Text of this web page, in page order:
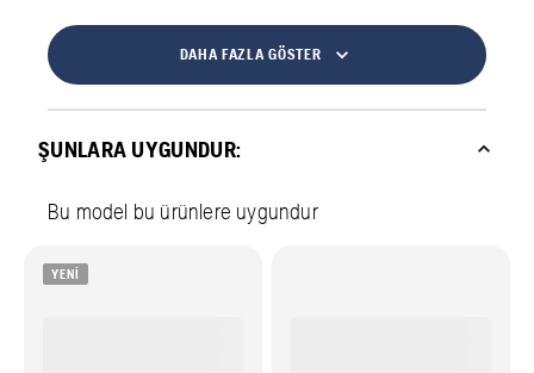
DAHA FAZLA GÖSTER
ŞUNLARA UYGUNDUR:
Bu model bu ürünlere uygundur
YENI